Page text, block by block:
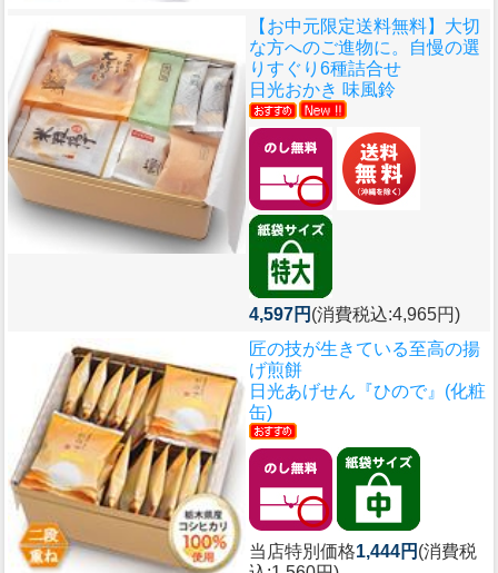
【お中元限定送料無料】大切
な方へのご進物に。自慢の選
りすぐり6種詰合せ
日光おかき 味風鈴
4,597円 (消費税込:4,965円)
匠の技が生きている至高の揚
げ煎餅
日光あげせん『ひので』(化粧
缶)
当店特別価格1,444円 (消費税